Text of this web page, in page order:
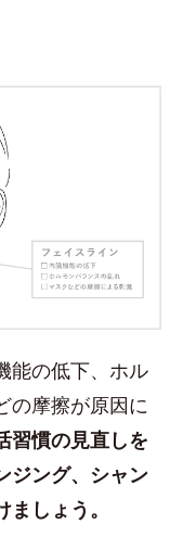
能の低下、ホル
の摩擦が原因に
習慣の見直しを
ジング、シャン
しょう。